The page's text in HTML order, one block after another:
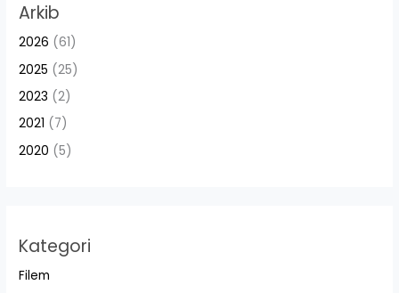
Arkib
2026 (61)
2025 (25)
2023 (2)
2021 (7)
2020 (5)
Kategori
Filem